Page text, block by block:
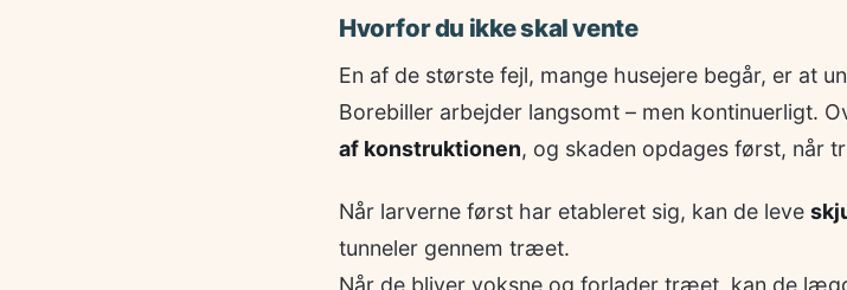
Hvorfor du ikke skal vente
En af de største fejl, mange husejere begår, er at
Borebiller arbejder langsomt – men kontinuerligt.
af konstruktionen, og skaden opdages først, når
Når larverne først har etableret sig, kan de leve
tunneler gennem træet.
Når de bliver voksne og forlader træet, kan de